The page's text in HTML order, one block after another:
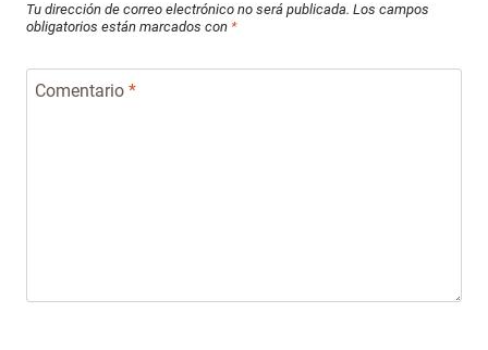
Tu dirección de correo electrónico no será publicada. Los campos
obligatorios están marcados con *
Comentario *